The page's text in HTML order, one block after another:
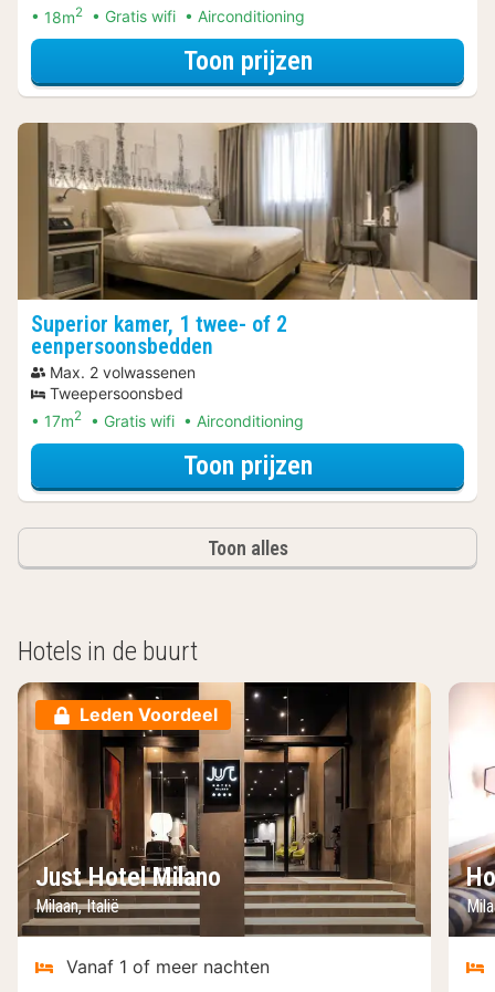
18m2 Gratis wifi Airconditioning
Toon prijzenvoor
Superior kamer, 1 twee- of 2
eenpersoonsbedden
Max. 2 volwassenen
Tweepersoonsbed
17m2 Gratis wifi Airconditioning
Toon prijzenvoor
Toon alles
Hotels in de buurt
Leden Voordeel
Just Hotel Milano
Milaan, Italië
Vanaf 1 of meer nachten